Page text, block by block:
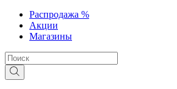
Распродажа %
Акции
Магазины